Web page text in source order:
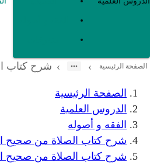
الصفحة الرئيسية ›
› شرح كتاب
الصفحة الرئيسية
الدروس العلمية
الفقه و أصوله
شرح كتاب الصلاة من صحيح
شرح كتاب الصلاة من صحيح